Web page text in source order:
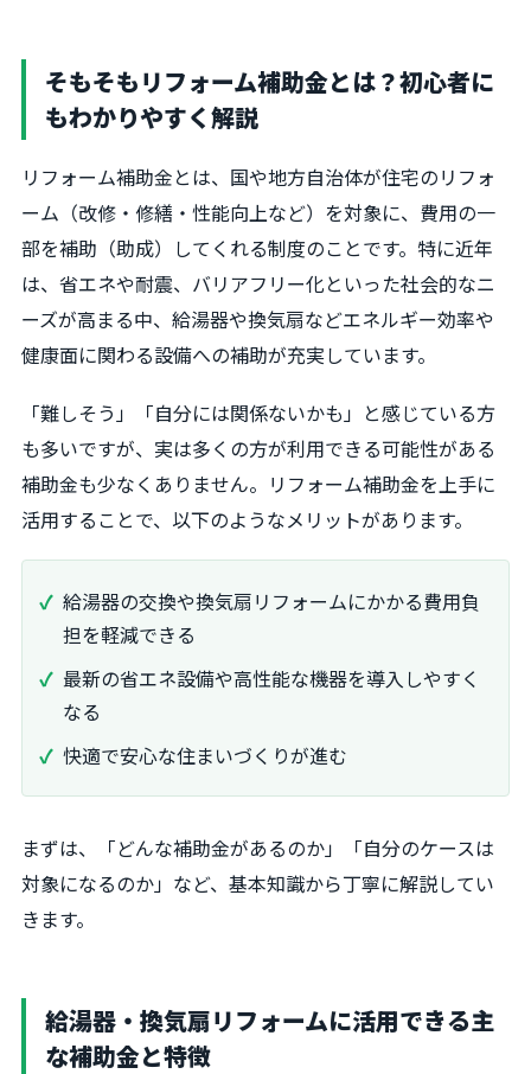
そもそもリフォーム補助金とは？初心者に
もわかりやすく解説
リフォーム補助金とは、国や地方自治体が住宅のリフォ
ーム（改修・修繕・性能向上など）を対象に、費用の一
部を補助（助成）してくれる制度のことです。特に近年
は、省エネや耐震、バリアフリー化といった社会的なニ
ーズが高まる中、給湯器や換気扇などエネルギー効率や
健康面に関わる設備への補助が充実しています。
「難しそう」「自分には関係ないかも」と感じている方
も多いですが、実は多くの方が利用できる可能性がある
補助金も少なくありません。リフォーム補助金を上手に
活用することで、以下のようなメリットがあります。
給湯器の交換や換気扇リフォームにかかる費用負
担を軽減できる
最新の省エネ設備や高性能な機器を導入しやすく
なる
快適で安心な住まいづくりが進む
まずは、「どんな補助金があるのか」「自分のケースは
対象になるのか」など、基本知識から丁寧に解説してい
きます。
給湯器・換気扇リフォームに活用できる主
な補助金と特徴